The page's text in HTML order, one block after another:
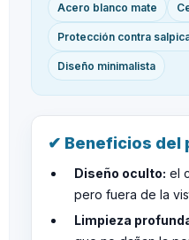
Acero blanco mate
Protección contra
Diseño minimalista
✔ Beneficios del
Diseño oculto: el
pero fuera de la
Limpieza